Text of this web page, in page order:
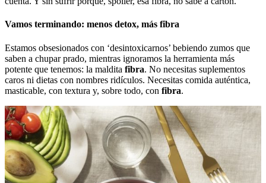
Vamos terminando: menos detox, más fibra
Estamos obsesionados con ‘desintoxicarnos’ bebiendo zumos que
saben a chupar prado, mientras ignoramos la herramienta más
potente que tenemos: la maldita fibra. No necesitas suplementos
caros ni dietas con nombres ridículos. Necesitas comida auténtica,
masticable, con textura y, sobre todo, con fibra.